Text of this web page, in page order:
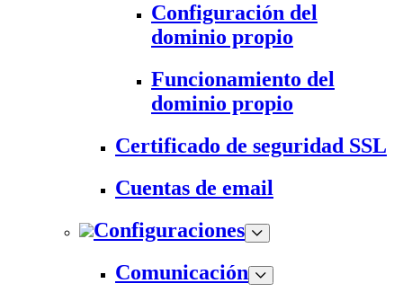
Configuración del
dominio propio
Funcionamiento del
dominio propio
Certificado de seguridad SSL
Cuentas de email
Configuraciones
Comunicación